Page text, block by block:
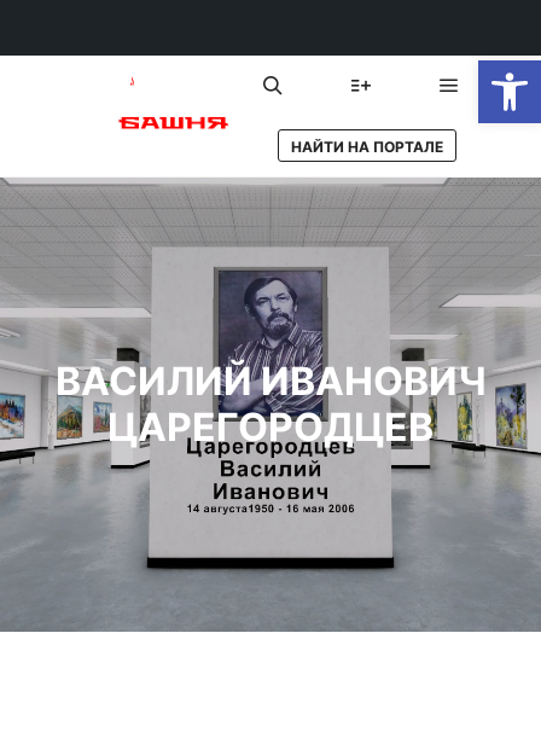
Больше информации
Главное
НАЙТИ НА ПОРТАЛЕ
ВАСИЛИЙ ИВАНОВИЧ
ЦАРЕГОРОДЦЕВ